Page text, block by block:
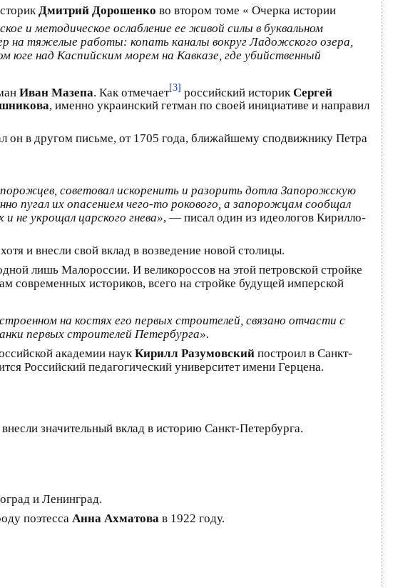
Дмитрий Дорошенко во втором томе « Очерка истории
и методическое ослабление ее живой силы в буквальном
на тяжелые работы: копать каналы вокруг Ладожского озера,
юге над Каспийским морем на Кавказе, где убийственный
Иван Мазепа. Как отмечает[3] российский историк Сергей
, именно украинский гетман по своей инициативе и направил
он в другом письме, от 1705 года, ближайшему сподвижнику Петра
советовал искоренить и разорить дотла Запорожскую
пугал их опасением чего-то рокового, а запорожцам сообщал
не укрощал царского гнева», — писал один из идеологов Кирилло-
и внесли свой вклад в возведение новой столицы.
лишь Малороссии. И великороссов на этой петровской стройке
современных историков, всего на стройке будущей имперской
на костях его первых строителей, связано отчасти с
первых строителей Петербурга».
академии наукКирилл Разумовский построил в Санкт-
Российский педагогический университет имени Герцена.
значительный вклад в историю Санкт-Петербурга.
и Ленинград.
поэтесса Анна Ахматова в 1922 году.